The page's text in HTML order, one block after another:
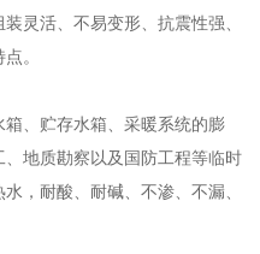
灵活、不易变形、抗震性强、
。
、贮存水箱、采暖系统的膨
地质勘察以及国防工程等临时
，耐酸、耐碱、不渗、不漏、